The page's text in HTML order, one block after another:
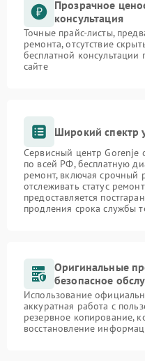
Прозрачное
консультация
Точные прайс-листы,
ремонта, отсутствие
бесплатной
сайте
Широкий спектр
Сервисный центр Gorenje
по всей РФ, бесплатную
ремонт, включая срочный
отслеживать статус
предоставляется
продления срока службы
Оригинальные
безопасное
Использование
аккуратная работа с
резервное копирование,
восстановление